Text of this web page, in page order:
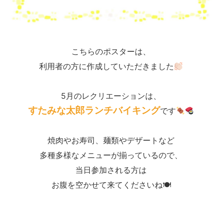
こちらのポスターは、
利用者の方に作成していただきました
5月のレクリエーションは、
すたみな太郎ランチバイキングです
焼肉やお寿司、麺類やデザートなど
多種多様なメニューが揃っているので、
当日参加される方は
お腹を空かせて来てくださいね🍽